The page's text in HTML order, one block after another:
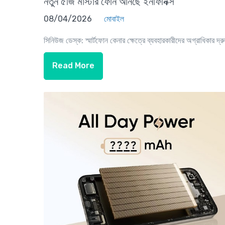
08/04/2026 মোবাইল
সিনিউজ ডেস্ক: স্মার্টফোন কেনার ক্ষেত্রে ব্যবহারকারীদের অগ্রাধিকার
Read More